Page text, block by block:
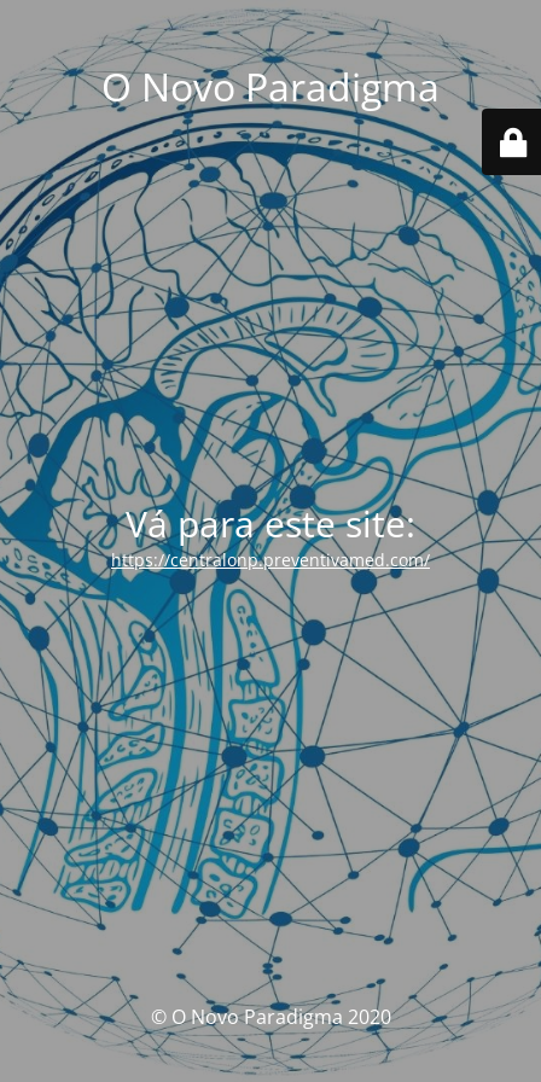
O Novo Paradigma
Vá para este site:
https://centralonp.preventivamed.com/
© O Novo Paradigma 2020